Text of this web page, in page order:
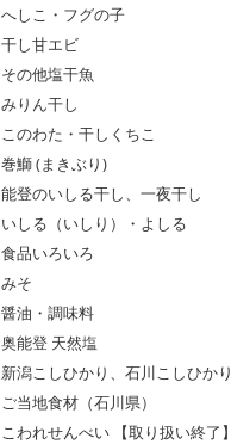
へしこ・フグの子
干し甘エビ
その他塩干魚
みりん干し
このわた・干しくちこ
巻鰤 (まきぶり)
能登のいしる干し、一夜干し
いしる（いしり）・よしる
食品いろいろ
みそ
醤油・調味料
奥能登 天然塩
新潟こしひかり、石川こしひかり
ご当地食材（石川県）
こわれせんべい 【取り扱い終了】